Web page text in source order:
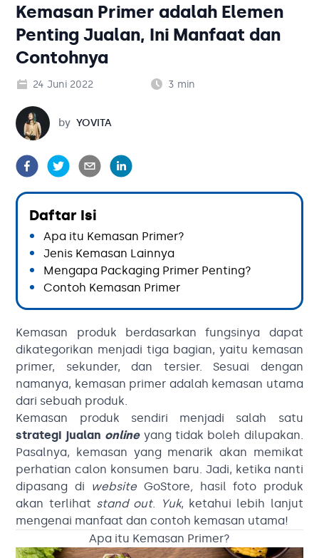
Kategori Blog
Kemasan Primer adalah Elemen
Penting Jualan, Ini Manfaat dan
Contohnya
24 Juni 2022 3 min
Yovita
by YOVITA
Daftar Isi
Apa itu Kemasan Primer?
Jenis Kemasan Lainnya
Mengapa Packaging Primer Penting?
Contoh Kemasan Primer
Kemasan produk berdasarkan fungsinya dapat
dikategorikan menjadi tiga bagian, yaitu kemasan
primer, sekunder, dan tersier. Sesuai dengan
namanya, kemasan primer adalah kemasan utama
dari sebuah produk.
Kemasan produk sendiri menjadi salah satu
strategi jualan onlineyang tidak boleh dilupakan.
Pasalnya, kemasan yang menarik akan memikat
perhatian calon konsumen baru. Jadi, ketika nanti
dipasang di websiteGoStore, hasil foto produk
akan terlihat stand out. Yuk, ketahui lebih lanjut
mengenai manfaat dan contoh kemasan utama!
Apa itu Kemasan Primer?